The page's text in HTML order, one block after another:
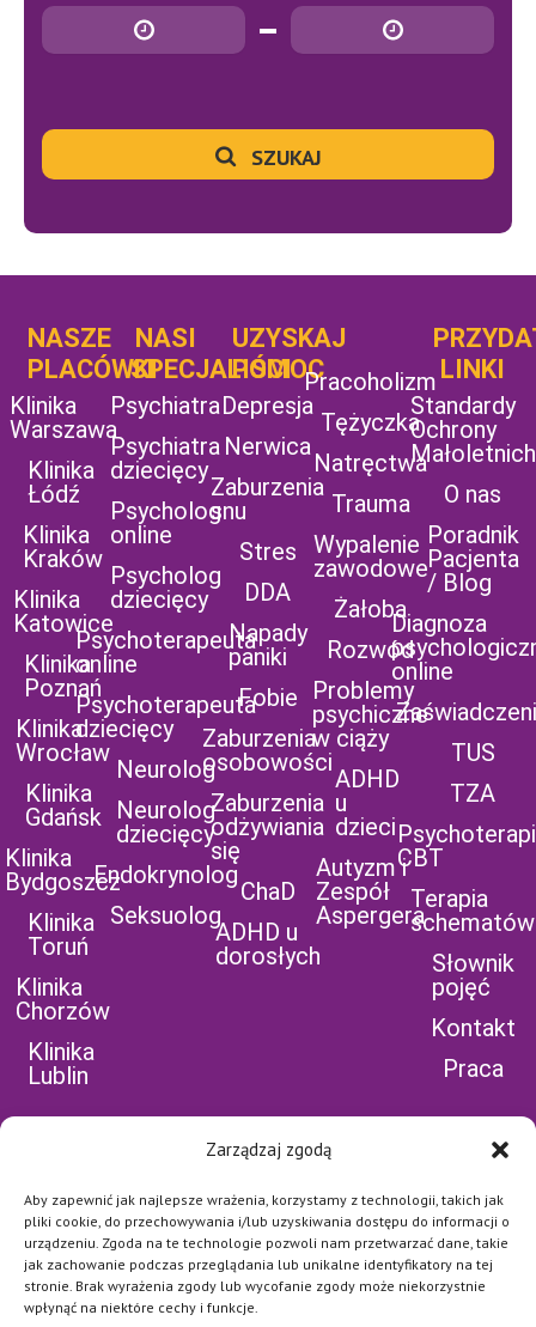
Zarządzaj zgodą
Aby zapewnić jak najlepsze wrażenia, korzystamy z technologii, takich jak
pliki cookie, do przechowywania i/lub uzyskiwania dostępu do informacji o
urządzeniu. Zgoda na te technologie pozwoli nam przetwarzać dane, takie
jak zachowanie podczas przeglądania lub unikalne identyfikatory na tej
stronie. Brak wyrażenia zgody lub wycofanie zgody może niekorzystnie
wpłynąć na niektóre cechy i funkcje.
Godzina rozpoczęcia
Godzina zakończenia
SZUKAJ
NASZE
PLACÓWKI
Klinika
Warszawa
Klinika
Łódź
Klinika
Kraków
Klinika
Katowice
Klinika
Poznań
Klinika
Wrocław
Klinika
Gdańsk
Klinika
Bydgoszcz
Klinika
Toruń
Klinika
Chorzów
Klinika
Lublin
NASI
SPECJALIŚCI
Psychiatra
Psychiatra
dziecięcy
Psycholog
online
Psycholog
dziecięcy
Psychoterapeuta
online
Psychoterapeuta
dziecięcy
Neurolog
Neurolog
dziecięcy
Endokrynolog
Seksuolog
UZYSKAJ
POMOC
Depresja
Nerwica
Zaburzenia
snu
Stres
DDA
Napady
paniki
Fobie
Zaburzenia
osobowości
Zaburzenia
odżywiania
się
ChaD
ADHD u
dorosłych
UZYSKAJ
POMOC
Pracoholizm
Tężyczka
Natręctwa
Trauma
Wypalenie
zawodowe
Żałoba
Rozwód
Problemy
psychiczne
w ciąży
ADHD
u
dzieci
Autyzm i
Zespół
Aspergera
LINKI
Standardy
Ochrony
Małoletnich
O nas
Poradnik
Pacjenta
/ Blog
Diagnoza
online
TUS
TZA
CBT
Terapia
schematów
Słownik
pojęć
Kontakt
Praca
POLEĆ NAS NA
FB
Najważniejsze jest dla nas
bezpieczeństwo naszych